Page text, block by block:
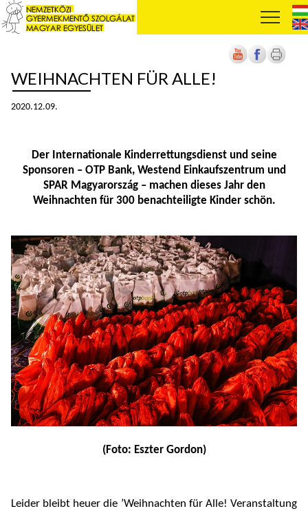
WEIHNACHTEN FÜR ALLE!
2020.12.09.
Der Internationale Kinderrettungsdienst und seine
Sponsoren – OTP Bank, Westend Einkaufszentrum und
SPAR Magyarország – machen dieses Jahr den
Weihnachten für 300 benachteiligte Kinder schön.
(Foto: Eszter Gordon)
Leider bleibt heuer die ’Weihnachten für Alle! Veranstaltung